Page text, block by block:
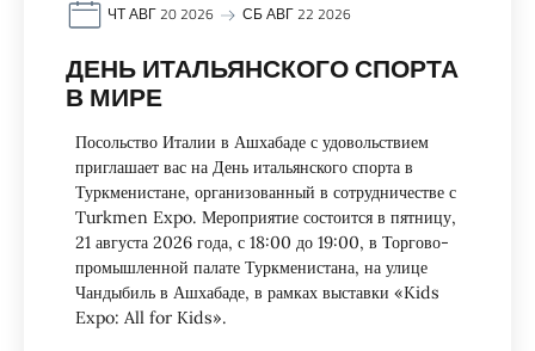
ЧТ АВГ 20 2026 СБ АВГ 22 2026
ДЕНЬ ИТАЛЬЯНСКОГО СПОРТА
В МИРЕ
Посольство Италии в Ашхабаде с удовольствием
приглашает вас на День итальянского спорта в
Туркменистане, организованный в сотрудничестве с
Turkmen Expo. Мероприятие состоится в пятницу,
21 августа 2026 года, с 18:00 до 19:00, в Торгово-
промышленной палате Туркменистана, на улице
Чандыбиль в Ашхабаде, в рамках выставки «Kids
Expo: All for Kids».